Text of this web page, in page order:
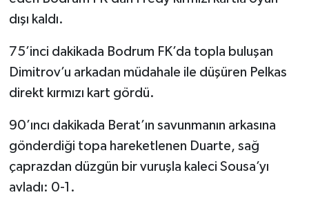
dışı kaldı.
75’inci dakikada Bodrum FK’da topla buluşan
Dimitrov’u arkadan müdahale ile düşüren Pelkas
direkt kırmızı kart gördü.
90’ıncı dakikada Berat’ın savunmanın arkasına
gönderdiği topa hareketlenen Duarte, sağ
çaprazdan düzgün bir vuruşla kaleci Sousa’yı
avladı: 0-1.